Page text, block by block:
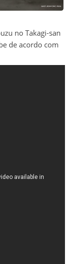
no Takagi-san
de acordo com